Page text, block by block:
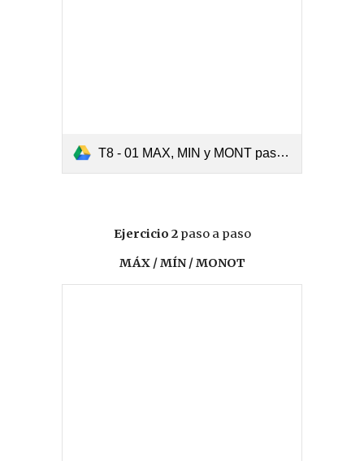
T8 - 01 MAX, MIN y MONT paso a paso.pdf
Ejercicio 2paso a paso
MÁX / MÍN / MONOT